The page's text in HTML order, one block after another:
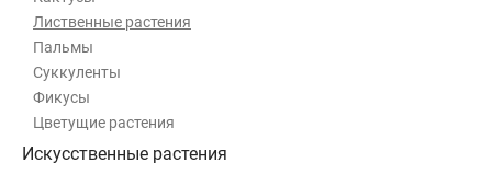
Лиственные растения
Пальмы
Суккуленты
Фикусы
Цветущие растения
Искусственные растения